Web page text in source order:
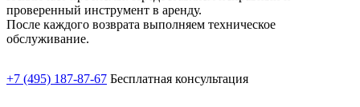
проверенный инструмент в аренду.
После каждого возврата выполняем техническое
обслуживание.
+7 (495) 187-87-67 Бесплатная консультация